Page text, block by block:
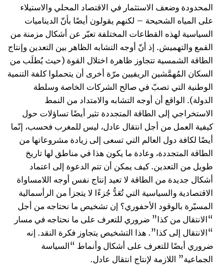
المحدودة وضعف الاستثمار في الاقتصاد المحلي والاستيلاء
على المياه الشحيحة – لكنهم يقولون أيضًا بأنّ الديناميات
السياسية لهذه القطاعات المختلفة تعبّر عن أشكال مزمنة من
القمع والتهميش. إذ أنّ أوجه التشابه الظاهر بين التعدين وإنتاج
الطاقة الشمسية تتجاوز ظاهرة اختلال القوة (حيث يُطلَب من
السكان المُهمَّشين الريفيين مرّة أخرى أن يتحملوا كلفة التنمية
الوطنية التي تصبّ في صالح الشركات الخاصة وسلطة
الدولة). الواقع أن أوجه التشابه والامتداد من النمط
الاستخراجي إلى الطاقة المتجددة تثير أيضًا تساؤلات حول
كيفية العمل من أجل انتقال عادل، ليس للمغرب فحسب، إنّما
أيضًا لكافة دول العالم التي تسعى إلى زيادة مشروعاتها من
الطاقة المتجددة، وعادة ما يكون هذا في مناطق لها تاريخ
طويل من التعدين. كيف يمكن أن تتم الدعوة إلى اعتماد
أشكال جديدة من الطاقة لا تعيد إنتاج نفس أوجه اللامساواة
الاقتصادية والسياسية التي تُعَدُّ جُزءًا لا يتجزأ من الرأسمالية
المسيّرة بالوقود الأحفوري؟ إن تشخيص ما نحتاجه من أجل
“الانتقال من كذا” ضروري للتعرف على ما نحتاجه في مسار
“الانتقال إلى كذا”. هذا التشخيص يتجاوز فكرة النقد. إنه
ضروري أيضًا للتعرف على أشكال وأنماط “السياسة
الجماعية” اللازمة لإنتاج انتقال عادل.